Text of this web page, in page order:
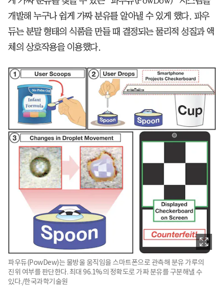
개발해 누구나 쉽게 가짜 분유를 알아낼 수 있게 했다. 파우
듀는 분말 형태의 식품을 만들 때 결정되는 물리적 성질과 액
체의 상호작용을 이용했다.
파우듀(PowDew)는 물방울 움직임을 스마트폰으로 관측해 분유 가루의
진위 여부를 판단한다. 최대 96.1%의 정확도로 가짜 분유를 구분해낼 수
있다./한국과학기술원